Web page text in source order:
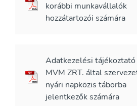
korábbi munkavállalók
hozzátartozói számára
Adatkezelési tájékoztató
MVM ZRT. által
nyári napközis táborba
jelentkezők számára